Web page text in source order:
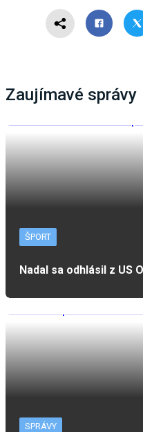
Zaujímavé správy
ŠPORT
Nadal sa odhlásil z US
SPRÁVY